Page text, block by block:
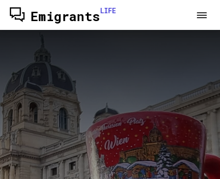
EmigrantsLIFE